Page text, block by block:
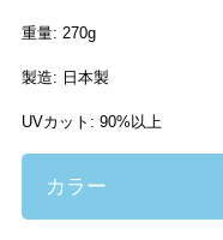
重量: 270g
製造: 日本製
UVカット: 90%以上
カラー